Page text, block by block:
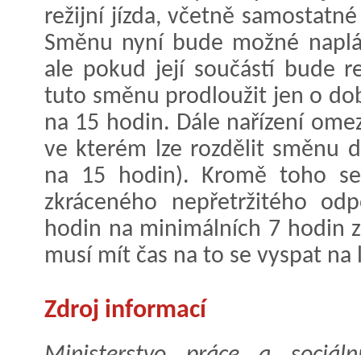
režijní jízda, včetně
Směnu nyní bude možné
ale pokud její součástí bude
tuto směnu prodloužit jen o
na 15 hodin. Dále nařízení
ve kterém lze rozdělit směnu
na 15 hodin). Kromě toho
zkráceného nepřetržitého
hodin na minimálních 7 hodin
musí mít čas na to se vyspat
Zdroj informací